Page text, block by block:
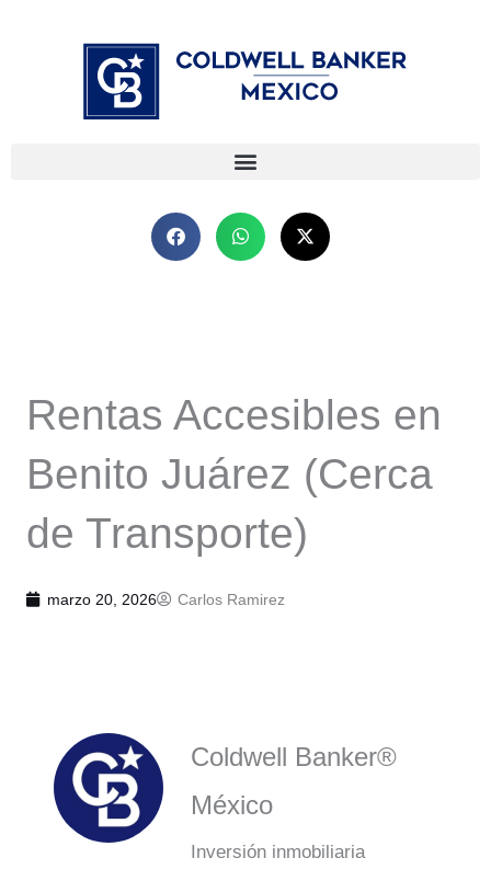
Rentas Accesibles en
Benito Juárez (Cerca
de Transporte)
marzo 20, 2026 Carlos Ramirez
Coldwell Banker®
México
Inversión inmobiliaria